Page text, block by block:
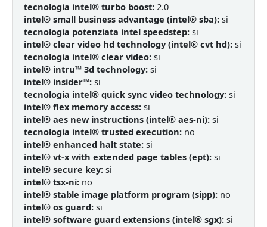
tecnologia intel® turbo boost:2.0
intel® small business advantage (intel® sba):si
tecnologia potenziata intel speedstep:si
intel® clear video hd technology (intel® cvt hd):si
tecnologia intel® clear video:si
intel® intru™ 3d technology:si
intel® insider™:si
tecnologia intel® quick sync video technology:si
intel® flex memory access:si
intel® aes new instructions (intel® aes-ni):si
tecnologia intel® trusted execution:no
intel® enhanced halt state:si
intel® vt-x with extended page tables (ept):si
intel® secure key:si
intel® tsx-ni:no
intel® stable image platform program (sipp):no
intel® os guard:si
intel® software guard extensions (intel® sgx):si